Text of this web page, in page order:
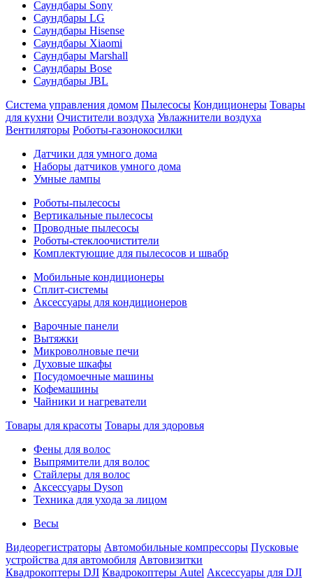
Саундбары Sony
Саундбары LG
Саундбары Hisense
Саундбары Xiaomi
Саундбары Marshall
Саундбары Bose
Саундбары JBL
Система управления домом Пылесосы Кондиционеры Товары
для кухни Очистители воздуха Увлажнители воздуха
Вентиляторы Роботы-газонокосилки
Датчики для умного дома
Наборы датчиков умного дома
Умные лампы
Роботы-пылесосы
Вертикальные пылесосы
Проводные пылесосы
Роботы-стеклоочистители
Комплектующие для пылесосов и швабр
Мобильные кондиционеры
Сплит-системы
Аксессуары для кондиционеров
Варочные панели
Вытяжки
Микроволновые печи
Духовые шкафы
Посудомоечные машины
Кофемашины
Чайники и нагреватели
Товары для красоты Товары для здоровья
Фены для волос
Выпрямители для волос
Стайлеры для волос
Аксессуары Dyson
Техника для ухода за лицом
Весы
Видеорегистраторы Автомобильные компрессоры Пусковые
устройства для автомобиля Автовизитки
Квадрокоптеры DJI Квадрокоптеры Autel Аксессуары для DJI